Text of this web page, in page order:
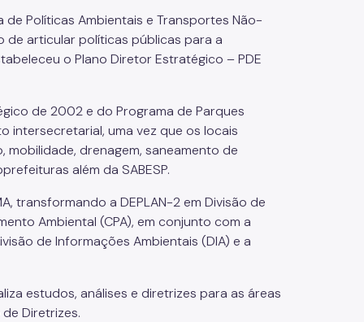
Políticas Ambientais e Transportes Não-
de articular políticas públicas para a
o Plano Diretor Estratégico – PDE
de 2002 e do Programa de Parques
intersecretarial, uma vez que os locais
drenagem, saneamento de
além da SABESP.
transformando a DEPLAN-2 em Divisão de
Ambiental (CPA), em conjunto com a
de Informações Ambientais (DIA) e a
estudos, análises e diretrizes para as áreas
Diretrizes.